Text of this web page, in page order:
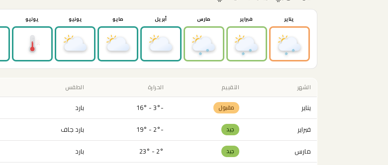
يناير فبراير مارس أبريل مايو يونيو يوليو
الشهر التقييم الحرارة الطقس
يناير مقبول -3° - 16° بارد
فبراير
جيد -2° - 19° بارد جاف
مارس
جيد 2° - 23° بارد